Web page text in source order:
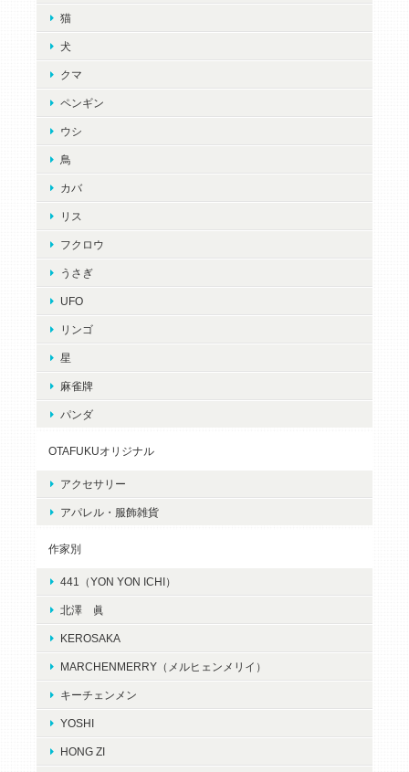
猫
犬
クマ
ペンギン
ウシ
鳥
カバ
リス
フクロウ
うさぎ
UFO
リンゴ
星
麻雀牌
パンダ
OTAFUKUオリジナル
アクセサリー
アパレル・服飾雑貨
作家別
441（YON YON ICHI）
北澤 眞
KEROSAKA
MARCHENMERRY（メルヒェンメリイ）
キーチェンメン
YOSHI
HONG ZI